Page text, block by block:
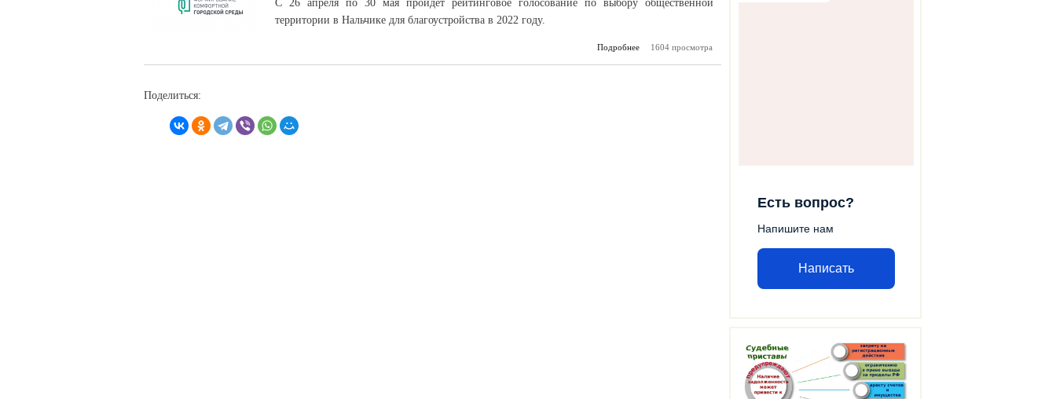
Есть вопрос?
Напишите нам
Написать
С 26 апреля по 30 мая пройдет рейтинговое голосование по выбору общественной
территории в Нальчике для благоустройства в 2022 году.
Подробнее о Выбирай сквер КБГУ!
1604 просмотра
Поделиться: